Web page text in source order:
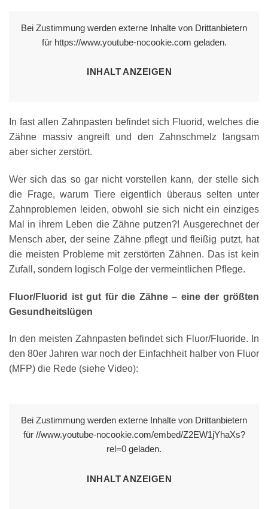
Bei Zustimmung werden externe Inhalte von Drittanbietern
für https://www.youtube-nocookie.com geladen.
INHALT ANZEIGEN
In fast allen Zahnpasten befindet sich Fluorid, welches die
Zähne massiv angreift und den Zahnschmelz langsam
aber sicher zerstört.
Wer sich das so gar nicht vorstellen kann, der stelle sich
die Frage, warum Tiere eigentlich überaus selten unter
Zahnproblemen leiden, obwohl sie sich nicht ein einziges
Mal in ihrem Leben die Zähne putzen?! Ausgerechnet der
Mensch aber, der seine Zähne pflegt und fleißig putzt, hat
die meisten Probleme mit zerstörten Zähnen. Das ist kein
Zufall, sondern logisch Folge der vermeintlichen Pflege.
Fluor/Fluorid ist gut für die Zähne – eine der größten
Gesundheitslügen
In den meisten Zahnpasten befindet sich Fluor/Fluoride. In
den 80er Jahren war noch der Einfachheit halber von Fluor
(MFP) die Rede (siehe Video):
Bei Zustimmung werden externe Inhalte von Drittanbietern
für //www.youtube-nocookie.com/embed/Z2EW1jYhaXs?
rel=0 geladen.
INHALT ANZEIGEN